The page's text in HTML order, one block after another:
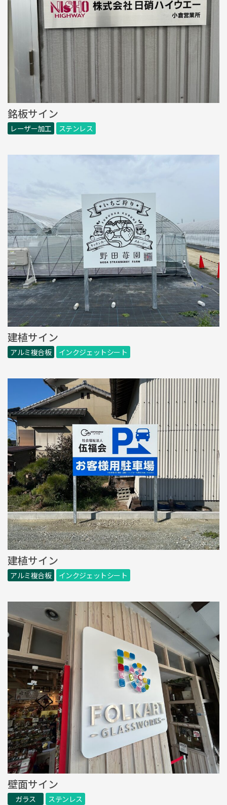
銘板サイン
レーザー加工 ステンレス
建植サイン
アルミ複合板 インクジェットシート
建植サイン
アルミ複合板 インクジェットシート
壁面サイン
ガラス ステンレス